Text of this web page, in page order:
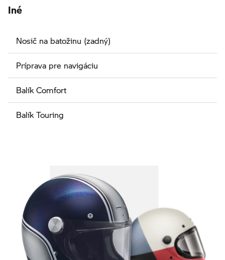
Iné
Nosič na batožinu (zadný)
Príprava pre navigáciu
Balík Comfort
Balík Touring